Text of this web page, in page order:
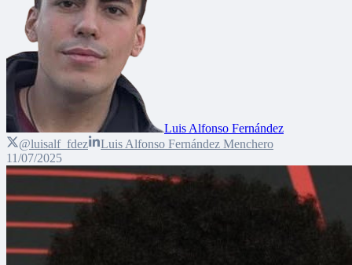
Luis Alfonso Fernández
@luisalf_fdez
Luis Alfonso Fernández Menchero
11/07/2025